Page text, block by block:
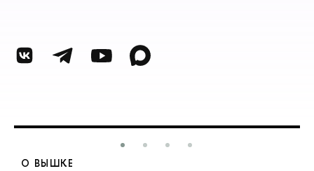
О ВЫШКЕ